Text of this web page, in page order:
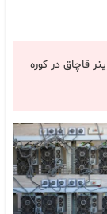
از ضبط ۱۳ دستگاه ماینر قاچاق در کوره